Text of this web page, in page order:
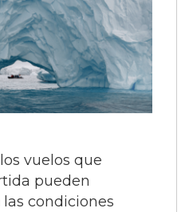
vuelos que
pueden
condiciones